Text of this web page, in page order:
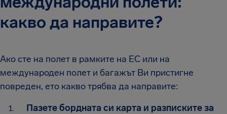
какво да направите?
Ако сте на полет в рамките на ЕС или на
международен полет и багажът Ви пристигне
повреден, ето какво трябва да направите:
Пазете бордната си карта и разписките за